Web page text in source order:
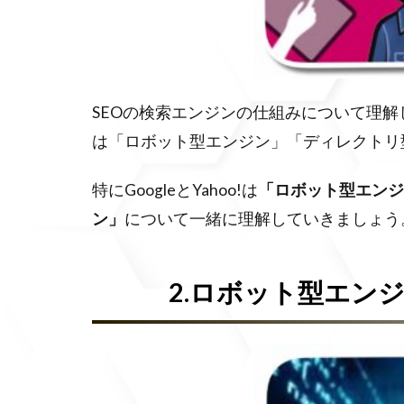
SEOの検索エンジンの仕組みについて理
は「ロボット型エンジン」「ディレクト
特にGoogleとYahoo!は 「ロボット型エン
ン」 について一緒に理解していきましょう
2.ロボット型エン